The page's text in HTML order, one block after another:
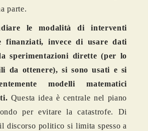
parte.
le modalità di interventi
finanziati, invece di usare dati
sperimentazioni dirette (per lo
da ottenere), si sono usati e si
modelli matematici
Questa idea è centrale nel piano
per evitare la catastrofe. Di
discorso politico si limita spesso a